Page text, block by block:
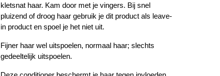
kletsnat haar. Kam door met je vingers. Bij snel
pluizend of droog haar gebruik je dit product als leave-
in product en spoel je het niet uit.
Fijner haar wel uitspoelen, normaal haar; slechts
gedeeltelijk uitspoelen.